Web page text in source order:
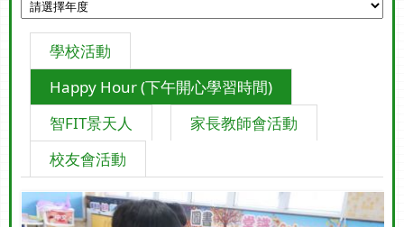
學校活動
Happy Hour (下午開心學習時間)
智FIT景天人
家長教師會活動
校友會活動